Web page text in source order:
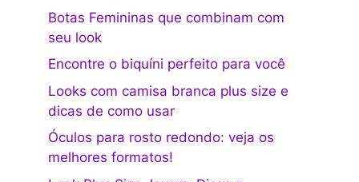
Botas Femininas que combinam com
seu look
Encontre o biquíni perfeito para você
Looks com camisa branca plus size e
dicas de como usar
Óculos para rosto redondo: veja os
melhores formatos!